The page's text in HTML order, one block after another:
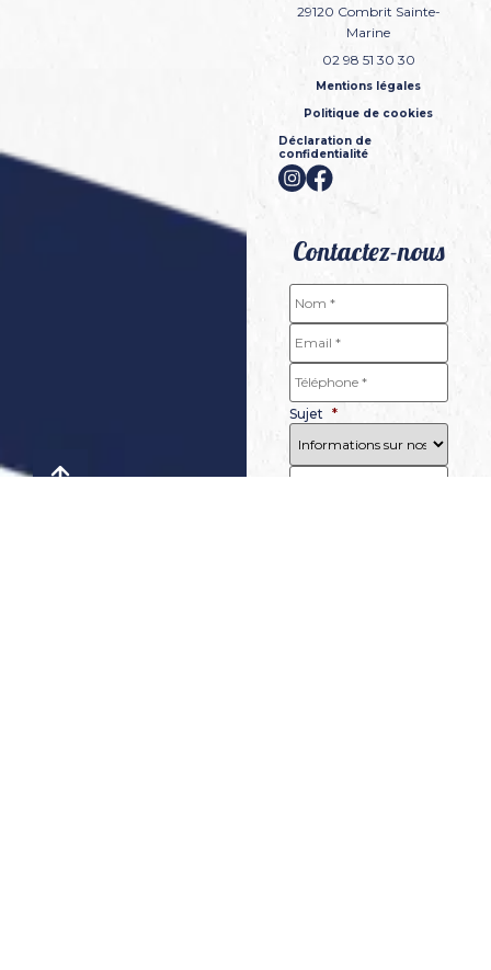
29120 Combrit Sainte-
Marine
02 98 51 30 30
Mentions légales
Politique de cookies
Déclaration de
confidentialité
Contactez-nous
Nom
E-
mail
*
Téléphone
Sujet *
Message